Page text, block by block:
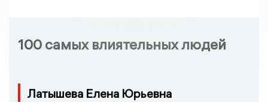
100 самых влиятельных людей
Латышева Елена Юрьевна